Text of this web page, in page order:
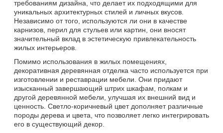
требованиям дизайна, что делает их подходящими для
уникальных архитектурных стилей и личных вкусов.
Независимо от того, используются ли они в качестве
карнизов, перил для стульев или картин, они вносят
значительный вклад в эстетическую привлекательность
жилых интерьеров.
Помимо использования в жилых помещениях,
декоративная деревянная отделка часто используется при
изготовлении и реставрации мебели. Они придают
изысканный завершающий штрих шкафам, полкам и
другой деревянной мебели, улучшая их внешний вид и
ценность. Светло-коричневый цвет дополняет различные
породы дерева и цвета, что позволяет легко интегрировать
его в существующий декор.